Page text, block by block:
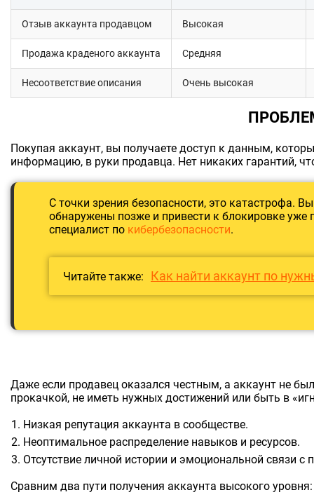
Отзыв аккаунта продавцом Высокая
Продажа краденого аккаунта Средняя
Несоответствие описания Очень высокая
Покупая аккаунт, вы получаете доступ к данным,
информацию, в руки продавца. Нет никаких гарантий,
С точки зрения безопасности, это катастрофа.
обнаружены позже и привести к блокировке
специалист по кибербезопасности.
Читайте также: Как найти аккаунт по
Даже если продавец оказался честным, а аккаунт не
прокачкой, не иметь нужных достижений или быть в
Низкая репутация аккаунта в сообществе.
Неоптимальное распределение навыков и ресурсов.
Отсутствие личной истории и эмоциональной связи с
Сравним два пути получения аккаунта высокого уровня: